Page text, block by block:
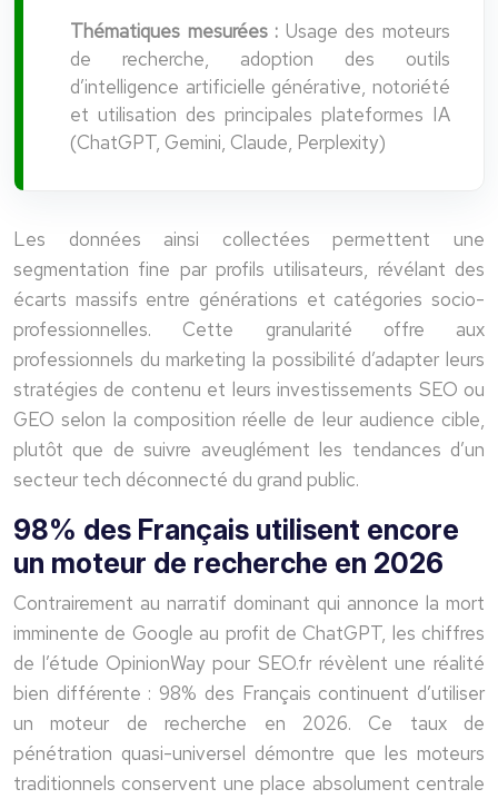
Thématiques mesurées : Usage des moteurs
de recherche, adoption des outils
d’intelligence artificielle générative, notoriété
et utilisation des principales plateformes IA
(ChatGPT, Gemini, Claude, Perplexity)
Les données ainsi collectées permettent une
segmentation fine par profils utilisateurs, révélant des
écarts massifs entre générations et catégories socio-
professionnelles. Cette granularité offre aux
professionnels du marketing la possibilité d’adapter leurs
stratégies de contenu et leurs investissements SEO ou
GEO selon la composition réelle de leur audience cible,
plutôt que de suivre aveuglément les tendances d’un
secteur tech déconnecté du grand public.
98% des Français utilisent encore
un moteur de recherche en 2026
Contrairement au narratif dominant qui annonce la mort
imminente de Google au profit de ChatGPT, les chiffres
de l’étude OpinionWay pour SEO.fr révèlent une réalité
bien différente : 98% des Français continuent d’utiliser
un moteur de recherche en 2026. Ce taux de
pénétration quasi-universel démontre que les moteurs
traditionnels conservent une place absolument centrale